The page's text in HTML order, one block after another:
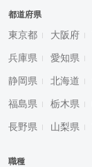
都道府県
東京都 大阪府
兵庫県 愛知県
静岡県 北海道
福島県 栃木県
長野県 山梨県
職種